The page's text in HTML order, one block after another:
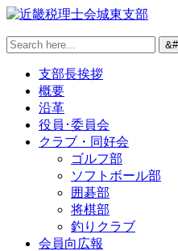
支部長挨拶
概要
沿革
役員･委員会
クラブ・同好会
ゴルフ部
ソフトボール部
囲碁部
将棋部
釣りクラブ
会員向広報